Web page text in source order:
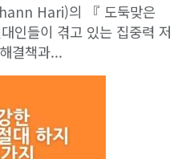
Hari)의 『 도둑맞은
인들이 겪고 있는 집중력 저
결책과...